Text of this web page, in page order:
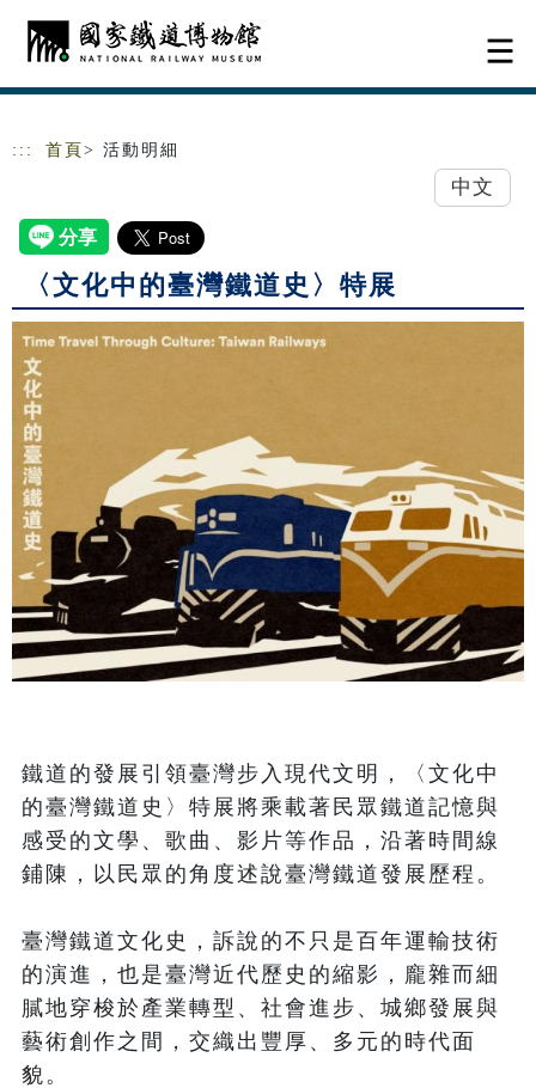
跳到主要內容
網站導覽
::: 首頁 > 活動明細
中文
〈文化中的臺灣鐵道史〉特展
鐵道的發展引領臺灣步入現代文明，〈文化中
的臺灣鐵道史〉特展將乘載著民眾鐵道記憶與
感受的文學、歌曲、影片等作品，沿著時間線
鋪陳，以民眾的角度述說臺灣鐵道發展歷程。
臺灣鐵道文化史，訴說的不只是百年運輸技術
的演進，也是臺灣近代歷史的縮影，龐雜而細
膩地穿梭於產業轉型、社會進步、城鄉發展與
藝術創作之間，交織出豐厚、多元的時代面
貌。